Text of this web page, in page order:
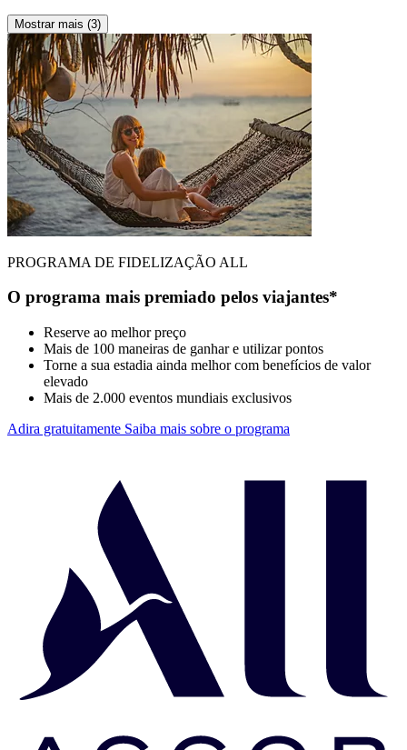
Mostrar mais (3)
PROGRAMA DE FIDELIZAÇÃO ALL
O programa mais premiado pelos viajantes*
Reserve ao melhor preço
Mais de 100 maneiras de ganhar e utilizar pontos
Torne a sua estadia ainda melhor com benefícios de valor
elevado
Mais de 2.000 eventos mundiais exclusivos
Adira gratuitamente Saiba mais sobre o programa